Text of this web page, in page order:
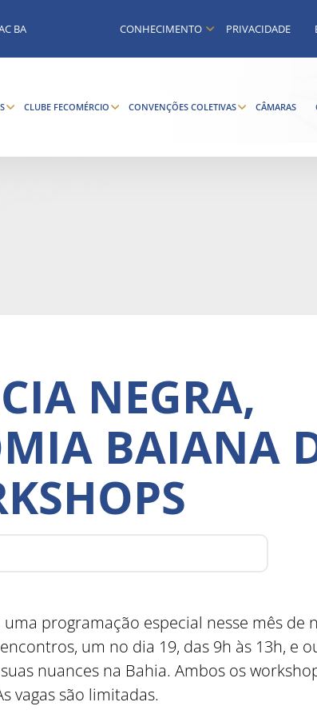
BA CONHECIMENTO PRIVACIDADE
CLUBE FECOMÉRCIO CONVENÇÕES COLETIVAS CÂMARAS
NEGRA,
BAIANA
programação especial nesse mês de
um no dia 19, das 9h às 13h, e
nuances na Bahia. Ambos os
vagas são limitadas.